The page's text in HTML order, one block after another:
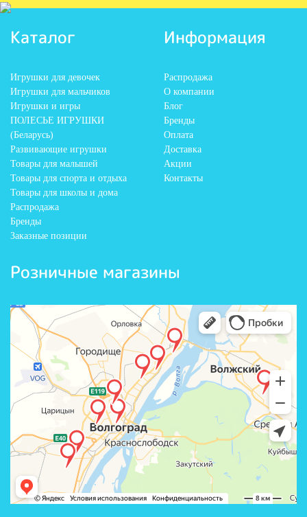
Каталог
Игрушки для девочек
Игрушки для мальчиков
Игрушки и игры
ПОЛЕСЬЕ ИГРУШКИ
(Беларусь)
Развивающие игрушки
Товары для малышей
Товары для спорта и отдыха
Товары для школы и дома
Распродажа
Бренды
Заказные позиции
Информация
Распродажа
О компании
Блог
Бренды
Оплата
Доставка
Акции
Контакты
Розничные магазины